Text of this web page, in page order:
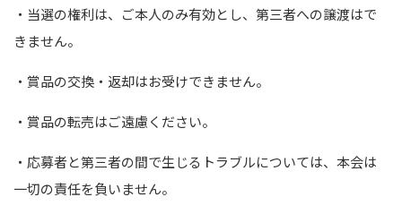
・当選の権利は、ご本人のみ有効とし、第三者への譲渡はで
きません。
・賞品の交換・返却はお受けできません。
・賞品の転売はご遠慮ください。
・応募者と第三者の間で生じるトラブルについては、本会は
一切の責任を負いません。